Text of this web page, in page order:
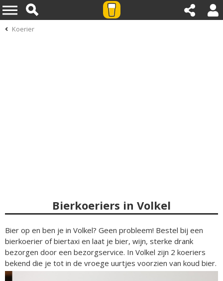
Koerier
Bierkoeriers in Volkel
Bier op en ben je in Volkel? Geen probleem! Bestel bij een
bierkoerier of biertaxi en laat je bier, wijn, sterke drank
bezorgen door een bezorgservice. In Volkel zijn 2 koeriers
bekend die je tot in de vroege uurtjes voorzien van koud bier.